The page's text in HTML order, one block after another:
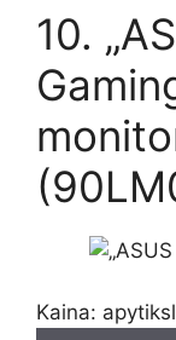
10.
Kaina: